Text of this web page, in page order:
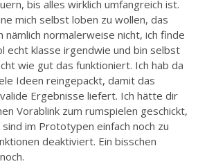
bis alles wirklich umfangreich ist.
mich selbst loben zu wollen, das
nämlich normalerweise nicht, ich finde
echt klasse irgendwie und bin selbst
wie gut das funktioniert. Ich hab da
Ideen reingepackt, damit das
Ergebnisse liefert. Ich hätte dir
Vorablink zum rumspielen geschickt,
im Prototypen einfach noch zu
deaktiviert. Ein bisschen